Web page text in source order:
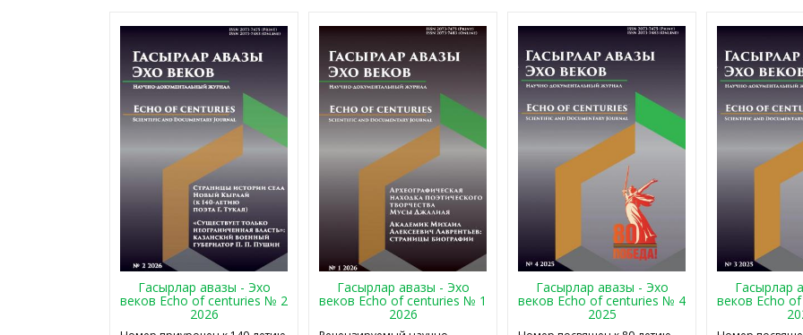
Гасырлар авазы - Эхо
веков Echo of centuries № 2
2026
Гасырлар авазы - Эхо
веков Echo of centuries № 1
2026
Гасырлар авазы - Эхо
веков Echo of centuries № 4
2025
Гасырлар
веков Echo